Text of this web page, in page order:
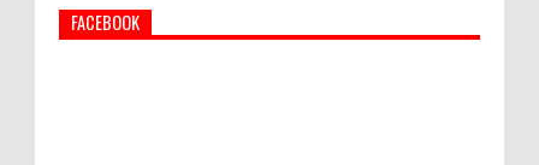
PEMKAB KLUNGKUNG GELAR PASAR
FACEBOOK